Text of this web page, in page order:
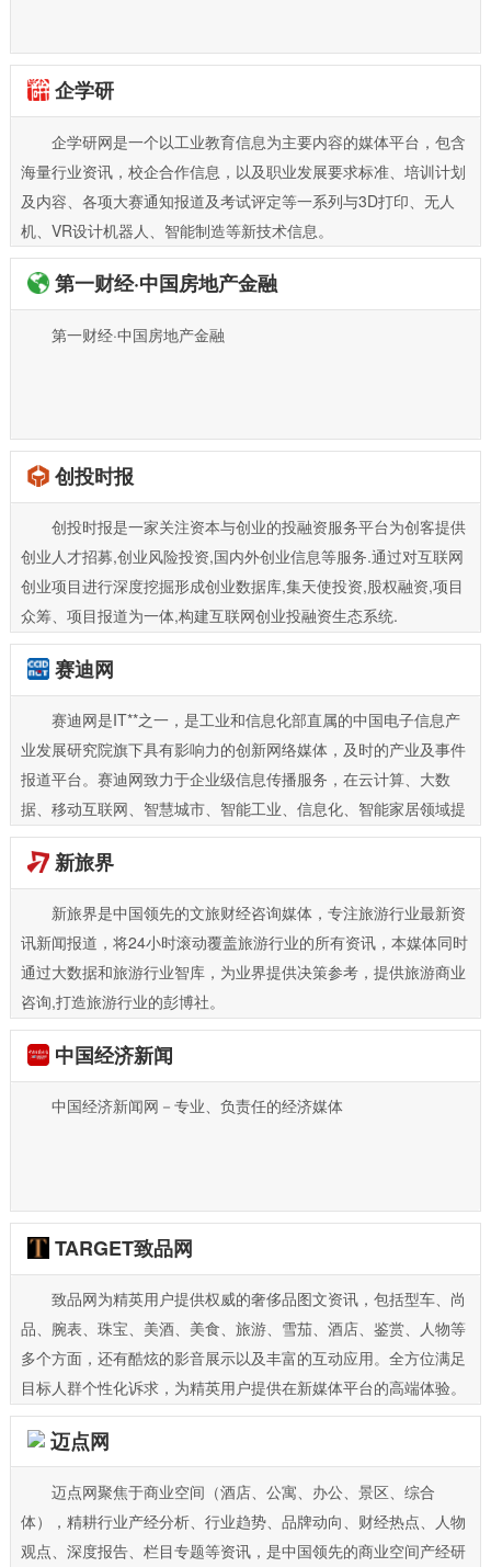
企学研
企学研网是一个以工业教育信息为主要内容的媒体平台，包含
海量行业资讯，校企合作信息，以及职业发展要求标准、培训计划
及内容、各项大赛通知报道及考试评定等一系列与3D打印、无人
机、VR设计机器人、智能制造等新技术信息。
第一财经·中国房地产金融
第一财经·中国房地产金融
创投时报
创投时报是一家关注资本与创业的投融资服务平台为创客提供
创业人才招募,创业风险投资,国内外创业信息等服务.通过对互联网
创业项目进行深度挖掘形成创业数据库,集天使投资,股权融资,项目
众筹、项目报道为一体,构建互联网创业投融资生态系统.
赛迪网
赛迪网是IT**之一，是工业和信息化部直属的中国电子信息产
业发展研究院旗下具有影响力的创新网络媒体，及时的产业及事件
报道平台。赛迪网致力于企业级信息传播服务，在云计算、大数
据、移动互联网、智慧城市、智能工业、信息化、智能家居领域提
供实用的资讯服务。
新旅界
新旅界是中国领先的文旅财经咨询媒体，专注旅游行业最新资
讯新闻报道，将24小时滚动覆盖旅游行业的所有资讯，本媒体同时
通过大数据和旅游行业智库，为业界提供决策参考，提供旅游商业
咨询,打造旅游行业的彭博社。
中国经济新闻
中国经济新闻网－专业、负责任的经济媒体
TARGET致品网
致品网为精英用户提供权威的奢侈品图文资讯，包括型车、尚
品、腕表、珠宝、美酒、美食、旅游、雪茄、酒店、鉴赏、人物等
多个方面，还有酷炫的影音展示以及丰富的互动应用。全方位满足
目标人群个性化诉求，为精英用户提供在新媒体平台的高端体验。
迈点网
迈点网聚焦于商业空间（酒店、公寓、办公、景区、综合
体），精耕行业产经分析、行业趋势、品牌动向、财经热点、人物
观点、深度报告、栏目专题等资讯，是中国领先的商业空间产经研